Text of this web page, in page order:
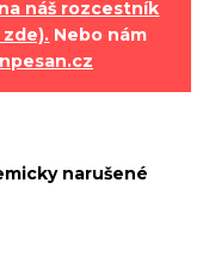
náš rozcestník
Nebo nám
narušené